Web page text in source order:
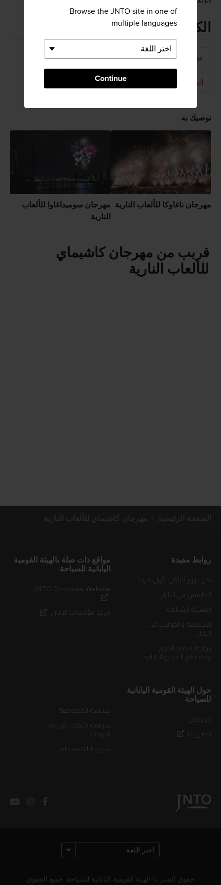
Browse the JNTO site in one of
multiple languages
Continue
الكلمات المفتاحية
مهرجانات وفعاليات مهرجان محلي
ألعاب نارية فصل الصيف
نوصيك به
مهرجان ناغاوكا للألعاب النارية مهرجان سوميداغاوا للألعاب
النارية
قريب من مهرجان كاشيماي
للألعاب النارية
روابط مفيدة
مواقع ذات صلة بالهيئة القومية
اليابانية للسياحة
حول الهيئة القومية اليابانية
للسياحة
حقوق النشر © الهيئة القومية اليابانية للسياحة. جميع الحقوق